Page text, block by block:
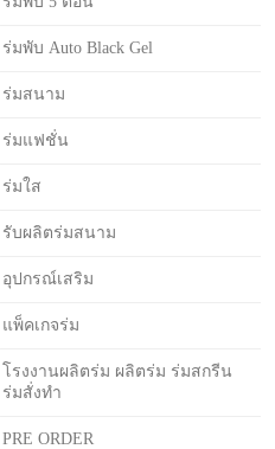
ร่มพับ Auto Black Gel
ร่มสนาม
ร่มแฟชั่น
ร่มใส
รับผลิตร่มสนาม
อุปกรณ์เสริม
แพ็คเกจร่ม
โรงงานผลิตร่ม ผลิตร่ม ร่มสกรีน
ร่มสั่งทำ
PRE ORDER